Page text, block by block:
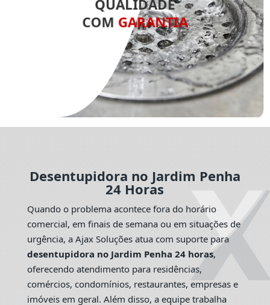
QUALIDADE
COM GARANTIA
Desentupidora no Jardim Penha
24 Horas
Quando o problema acontece fora do horário
comercial, em finais de semana ou em situações de
urgência, a Ajax Soluções atua com suporte para
desentupidora no Jardim Penha 24 horas,
oferecendo atendimento para residências,
comércios, condomínios, restaurantes, empresas e
imóveis em geral. Além disso, a equipe trabalha